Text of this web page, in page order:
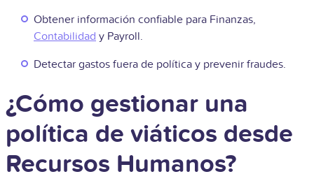
Obtener información confiable para Finanzas,
Contabilidad y Payroll.
Detectar gastos fuera de política y prevenir fraudes.
¿Cómo gestionar una
política de viáticos desde
Recursos Humanos?